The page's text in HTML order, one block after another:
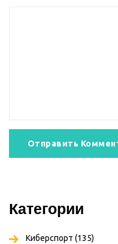
Отправить
Категории
Киберспорт (135)